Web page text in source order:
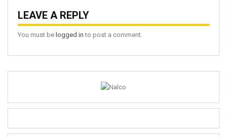
LEAVE A REPLY
You must be logged in to post a comment.